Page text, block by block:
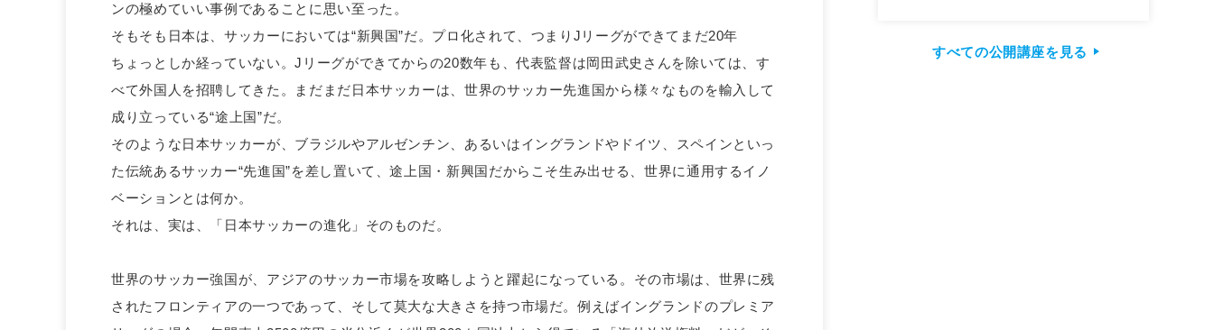
ンの極めていい事例であることに思い至った。
そもそも日本は、サッカーにおいては“新興国”だ。プロ化されて、つまりJリーグができてまだ20年
ちょっとしか経っていない。Jリーグができてからの20数年も、代表監督は岡田武史さんを除いては、す
べて外国人を招聘してきた。まだまだ日本サッカーは、世界のサッカー先進国から様々なものを輸入して
成り立っている“途上国”だ。
そのような日本サッカーが、ブラジルやアルゼンチン、あるいはイングランドやドイツ、スペインといっ
た伝統あるサッカー“先進国”を差し置いて、途上国・新興国だからこそ生み出せる、世界に通用するイノ
ベーションとは何か。
それは、実は、「日本サッカーの進化」そのものだ。
世界のサッカー強国が、アジアのサッカー市場を攻略しようと躍起になっている。その市場は、世界に残
されたフロンティアの一つであって、そして莫大な大きさを持つ市場だ。例えばイングランドのプレミア
すべての公開講座を見る